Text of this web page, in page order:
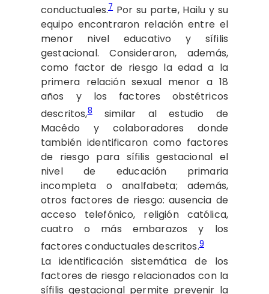
conductuales.7Por su parte, Hailu y su
equipo encontraron relación entre el
menor nivel educativo y sífilis
gestacional. Consideraron, además,
como factor de riesgo la edad a la
primera relación sexual menor a 18
años y los factores obstétricos
descritos,8similar al estudio de
Macêdo y colaboradores donde
también identificaron como factores
de riesgo para sífilis gestacional el
nivel de educación primaria
incompleta o analfabeta; además,
otros factores de riesgo: ausencia de
acceso telefónico, religión católica,
cuatro o más embarazos y los
factores conductuales descritos.9
La identificación sistemática de los
factores de riesgo relacionados con la
sífilis gestacional permite prevenir la